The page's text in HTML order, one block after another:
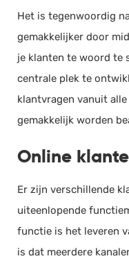
Het is tegenwoordig
gemakkelijker door
je klanten te woord te
centrale plek te
klantvragen vanuit
gemakkelijk worden
Online
Er zijn verschillende
uiteenlopende
functie is het leveren
is dat meerdere